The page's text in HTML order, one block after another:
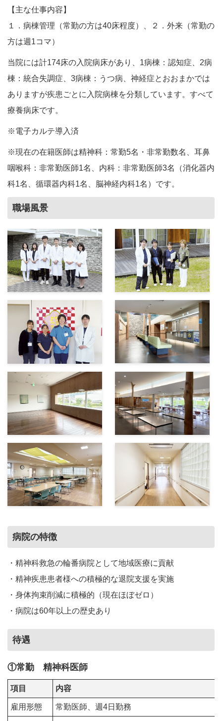
【主な仕事内容】
１．病棟管理（常勤の方は40床程度）、２．外来（常勤の
方は週1コマ）
当院には計174床の入院病床があり、1病棟：認知症、2病
棟：統合失調症、3病棟：うつ病、神経症とおおまかでは
ありますが疾患ごとに入院病棟を分類しています。すべて
療養病床です。
※電子カルテ導入済
※現在の在籍医師は精神科：常勤5名・非常勤数名、耳鼻
咽喉科：非常勤医師1名、内科：非常勤医師3名（消化器内
科1名、循環器内科1名、脳神経内科1名）です。
職場風景
病院の特徴
・精神科救急の輪番病院として地域医療に貢献
・精神疾患患者様への積極的な退院支援を実施
・身体拘束削減に積極的（現在ほぼゼロ）
・病院は60年以上の歴史あり
待遇
①常勤 精神科医師
項目 内容
雇用形態 常勤医師、週4日勤務